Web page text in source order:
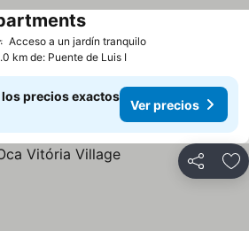
Acceso a un jardín tranquilo
km de: Puente de Luis I
precios exactos
Ver precios
Compartir